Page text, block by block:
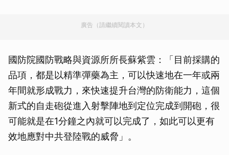
廣告（請繼續閱讀本文）
國防院國防戰略與資源所所長蘇紫雲：「目前採購的
品項，都是以精準彈藥為主，可以快速地在一年或兩
年間就形成戰力，來快速提升台灣的防衛能力，這個
新式的自走砲從進入射擊陣地到定位完成到開砲，很
可能就是在1分鐘之內就可以完成了，如此可以更有
效地應對中共登陸戰的威脅」。